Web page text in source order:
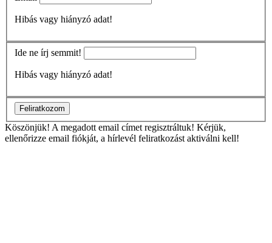
Hibás vagy hiányzó adat!
Ide ne írj semmit!
Hibás vagy hiányzó adat!
Feliratkozom
Köszönjük! A megadott email címet regisztráltuk! Kérjük,
ellenőrizze email fiókját, a hírlevél feliratkozást aktiválni kell!